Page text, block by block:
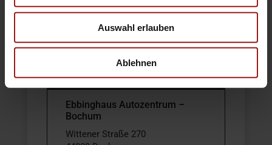
Auswahl erlauben
Ablehnen
Kamen
Business
Ebbinghaus Autozentrum –
Bochum
Wittener Straße 270